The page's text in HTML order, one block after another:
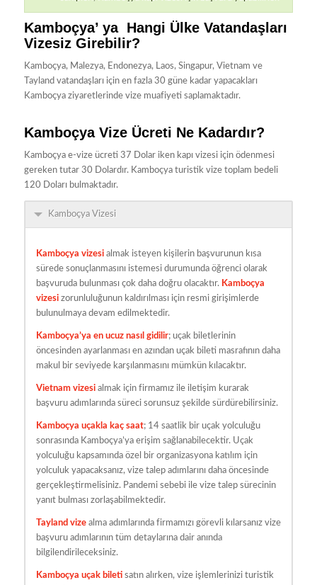
Kamboçya’ ya Hangi Ülke Vatandaşları
Vizesiz Girebilir?
Kamboçya, Malezya, Endonezya, Laos, Singapur, Vietnam ve
Tayland vatandaşları için en fazla 30 güne kadar yapacakları
Kamboçya ziyaretlerinde vize muafiyeti saplamaktadır.
Kamboçya Vize Ücreti Ne Kadardır?
Kamboçya e-vize ücreti 37 Dolar iken kapı vizesi için ödenmesi
gereken tutar 30 Dolardır. Kamboçya turistik vize toplam bedeli
120 Doları bulmaktadır.
Kamboçya Vizesi
Kamboçya vizesialmak isteyen kişilerin başvurunun kısa
sürede sonuçlanmasını istemesi durumunda öğrenci olarak
başvuruda bulunması çok daha doğru olacaktır. Kamboçya
vizesizorunluluğunun kaldırılması için resmi girişimlerde
bulunulmaya devam edilmektedir.
Kamboçya’ya en ucuz nasıl gidilir; uçak biletlerinin
öncesinden ayarlanması en azından uçak bileti masrafının daha
makul bir seviyede karşılanmasını mümkün kılacaktır.
Vietnam vizesialmak için firmamız ile iletişim kurarak
başvuru adımlarında süreci sorunsuz şekilde sürdürebilirsiniz.
Kamboçya uçakla kaç saat; 14 saatlik bir uçak yolculuğu
sonrasında Kamboçya’ya erişim sağlanabilecektir. Uçak
yolculuğu kapsamında özel bir organizasyona katılım için
yolculuk yapacaksanız, vize talep adımlarını daha öncesinde
gerçekleştirmelisiniz. Pandemi sebebi ile vize talep sürecinin
yanıt bulması zorlaşabilmektedir.
Tayland vizealma adımlarında firmamızı görevli kılarsanız vize
başvuru adımlarının tüm detaylarına dair anında
bilgilendirileceksiniz.
Kamboçya uçak biletisatın alırken, vize işlemlerinizi turistik